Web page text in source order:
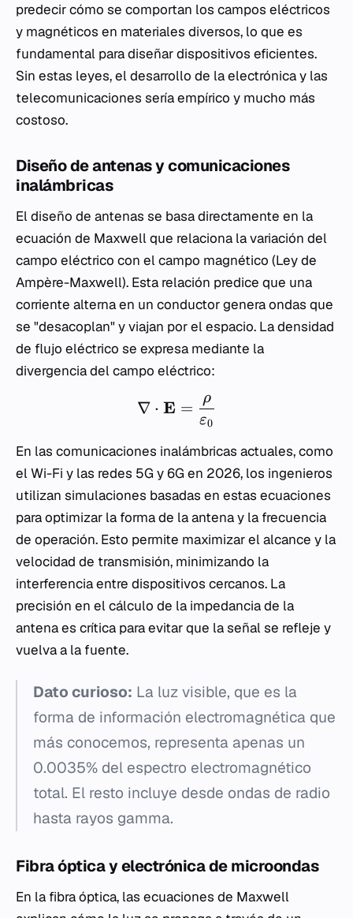
predecir cómo se comportan los campos eléctricos
y magnéticos en materiales diversos, lo que es
fundamental para diseñar dispositivos eficientes.
Sin estas leyes, el desarrollo de la electrónica y las
telecomunicaciones sería empírico y mucho más
costoso.
Diseño de antenas y comunicaciones
inalámbricas
El diseño de antenas se basa directamente en la
ecuación de Maxwell que relaciona la variación del
campo eléctrico con el campo magnético (Ley de
Ampère-Maxwell). Esta relación predice que una
corriente alterna en un conductor genera ondas que
se "desacoplan" y viajan por el espacio. La densidad
de flujo eléctrico se expresa mediante la
divergencia del campo eléctrico:
∇ ⋅ E =
ε0
ρ
En las comunicaciones inalámbricas actuales, como
el Wi-Fi y las redes 5G y 6G en 2026, los ingenieros
utilizan simulaciones basadas en estas ecuaciones
para optimizar la forma de la antena y la frecuencia
de operación. Esto permite maximizar el alcance y la
velocidad de transmisión, minimizando la
interferencia entre dispositivos cercanos. La
precisión en el cálculo de la impedancia de la
antena es crítica para evitar que la señal se refleje y
vuelva a la fuente.
Dato curioso: La luz visible, que es la
forma de información electromagnética que
más conocemos, representa apenas un
0.0035% del espectro electromagnético
total. El resto incluye desde ondas de radio
hasta rayos gamma.
Fibra óptica y electrónica de microondas
En la fibra óptica, las ecuaciones de Maxwell